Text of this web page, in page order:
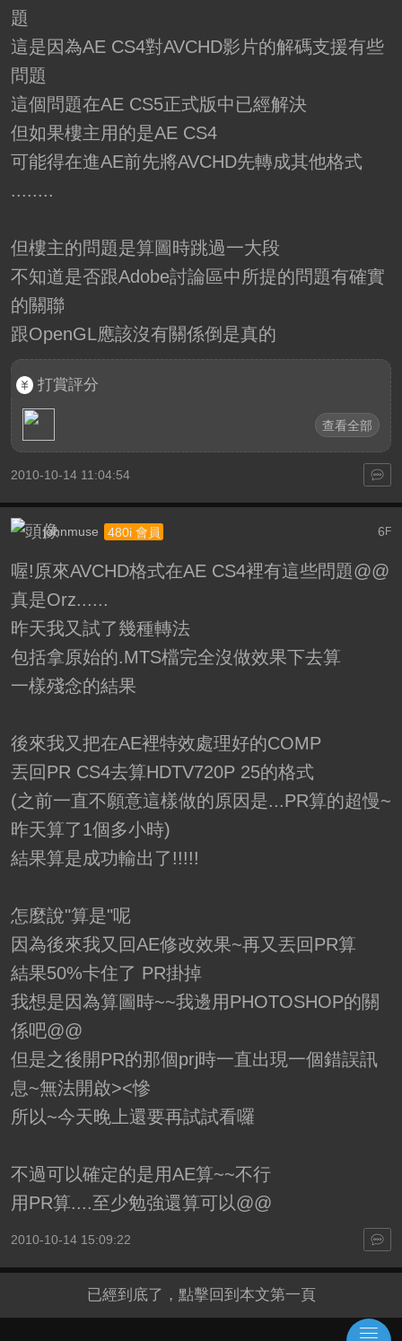
題
這是因為AE CS4對AVCHD影片的解碼支援有些
問題
這個問題在AE CS5正式版中已經解決
但如果樓主用的是AE CS4
可能得在進AE前先將AVCHD先轉成其他格式
........
但樓主的問題是算圖時跳過一大段
不知道是否跟Adobe討論區中所提的問題有確實
的關聯
跟OpenGL應該沒有關係倒是真的
打賞評分
查看全部
2010-10-14 11:04:54
6 F
johnmuse 480i 會員
喔!原來AVCHD格式在AE CS4裡有這些問題@@
真是Orz......
昨天我又試了幾種轉法
包括拿原始的.MTS檔完全沒做效果下去算
一樣殘念的結果
後來我又把在AE裡特效處理好的COMP
丟回PR CS4去算HDTV720P 25的格式
(之前一直不願意這樣做的原因是...PR算的超慢~
昨天算了1個多小時)
結果算是成功輸出了!!!!!
怎麼說"算是"呢
因為後來我又回AE修改效果~再又丟回PR算
結果50%卡住了 PR掛掉
我想是因為算圖時~~我邊用PHOTOSHOP的關
係吧@@
但是之後開PR的那個prj時一直出現一個錯誤訊
息~無法開啟><慘
所以~今天晚上還要再試試看囉
不過可以確定的是用AE算~~不行
用PR算....至少勉強還算可以@@
2010-10-14 15:09:22
已經到底了，點擊回到本文第一頁